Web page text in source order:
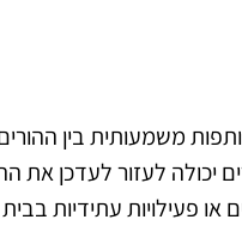
משמעותית בין
יכולה לעזור לעדכן
או פעילויות עתידיות